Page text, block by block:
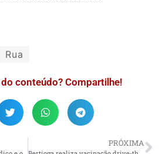
Rua
conteúdo? Compartilhe!
PRÓXIMA